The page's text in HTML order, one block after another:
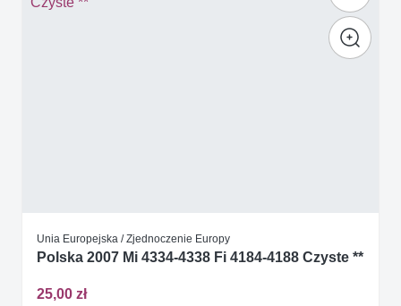
Unia Europejska / Zjednoczenie Europy
Polska 2007 Mi 4334-4338 Fi 4184-4188 Czyste **
25,00 zł